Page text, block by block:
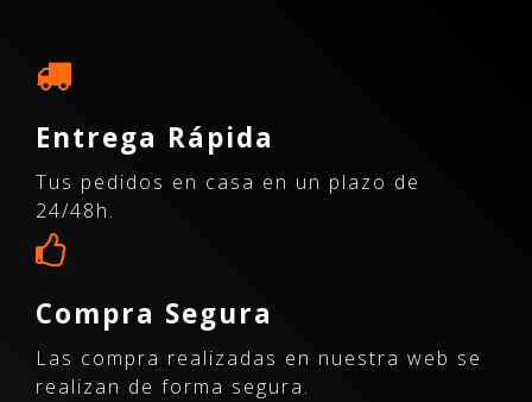
Entrega Rápida
Tus pedidos en casa en un plazo de
24/48h.
Compra Segura
Las compra realizadas en nuestra web se
realizan de forma segura.